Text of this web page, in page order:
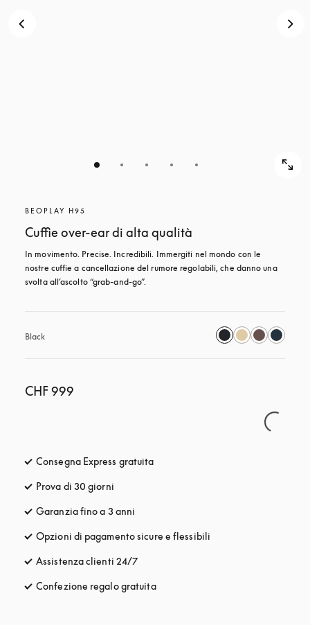
BEOPLAY H95
Cuffie over-ear di alta qualità
In movimento. Precise. Incredibili. Immergiti nel mondo con le
nostre cuffie a cancellazione del rumore regolabili, che danno una
svolta all’ascolto “grab-and-go”.
Black
CHF 999
Consegna Express gratuita
Prova di 30 giorni
Garanzia fino a 3 anni
Opzioni di pagamento sicure e flessibili
Assistenza clienti 24/7
Confezione regalo gratuitasi apre in una nuova finestra